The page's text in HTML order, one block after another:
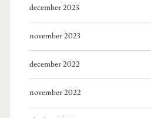
december 2023
november 2023
december 2022
november 2022